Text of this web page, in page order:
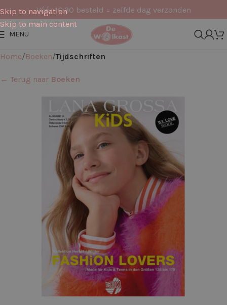
Skip to navigation
Skip to main content
Vóór 16:30 besteld = zelfde dag verzonden
MENU
Home Boeken Tijdschriften
← Terug naar Boeken